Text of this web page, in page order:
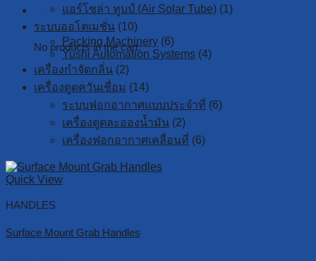
Cart
No products in the cart.
แอร์โซล่า ทูบป์ (Air Solar Tube) (1)
ระบบออโตเมชั่น (10)
Packing Machinery (6)
Yushi Automation Systems (4)
เครื่องกำจัดกลิ่น (2)
เครื่องดูดควันเชื่อม (14)
ระบบฟอกอากาศแบบประจำที่ (6)
เครื่องดูดละอองน้ำมัน (2)
เครื่องฟอกอากาศเคลื่อนที่ (6)
Quick View
HANDLES
Surface Mount Grab Handles